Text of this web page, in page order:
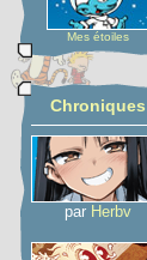
Mes étoiles
Chroniques
par Herbv